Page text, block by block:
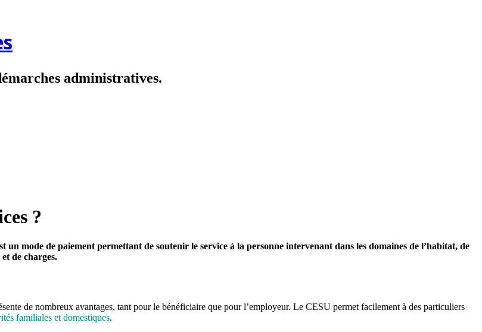
administratives.
?
un mode de paiement permettant de soutenir le service à la personne intervenant dans les domaines de l’habitat, de
de charges.
de nombreux avantages, tant pour le bénéficiaire que pour l’employeur. Le CESU permet facilement à des particuliers
familiales et domestiques.